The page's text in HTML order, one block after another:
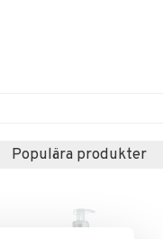
Populära produkter